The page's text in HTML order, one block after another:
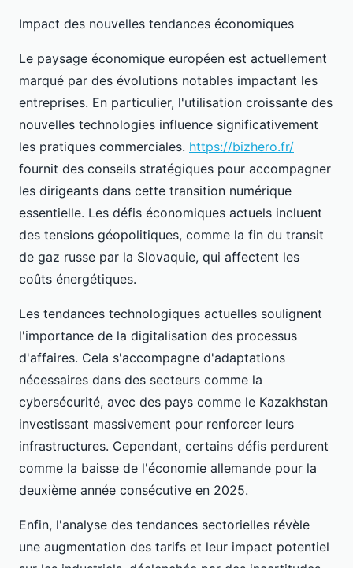
Impact des nouvelles tendances économiques
Le paysage économique européen est actuellement
marqué par des évolutions notables impactant les
entreprises. En particulier, l'utilisation croissante des
nouvelles technologies influence significativement
les pratiques commerciales. https://bizhero.fr/
fournit des conseils stratégiques pour accompagner
les dirigeants dans cette transition numérique
essentielle. Les défis économiques actuels incluent
des tensions géopolitiques, comme la fin du transit
de gaz russe par la Slovaquie, qui affectent les
coûts énergétiques.
Les tendances technologiques actuelles soulignent
l'importance de la digitalisation des processus
d'affaires. Cela s'accompagne d'adaptations
nécessaires dans des secteurs comme la
cybersécurité, avec des pays comme le Kazakhstan
investissant massivement pour renforcer leurs
infrastructures. Cependant, certains défis perdurent
comme la baisse de l'économie allemande pour la
deuxième année consécutive en 2025.
Enfin, l'analyse des tendances sectorielles révèle
une augmentation des tarifs et leur impact potentiel